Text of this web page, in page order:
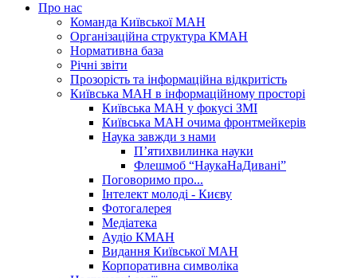
Про нас
Команда Київської МАН
Організаційна структура КМАН
Нормативна база
Річні звіти
Прозорість та інформаційна відкритість
Київська МАН в інформаційному просторі
Київська МАН у фокусі ЗМІ
Київська МАН очима фронтмейкерів
Наука завжди з нами
П’ятихвилинка науки
Флешмоб “НаукаНаДивані”
Поговоримо про...
Інтелект молоді - Києву
Фотогалерея
Медіатека
Аудіо КМАН
Видання Київської МАН
Корпоративна символіка